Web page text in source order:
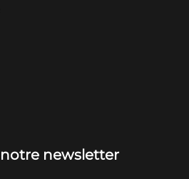
newsletter